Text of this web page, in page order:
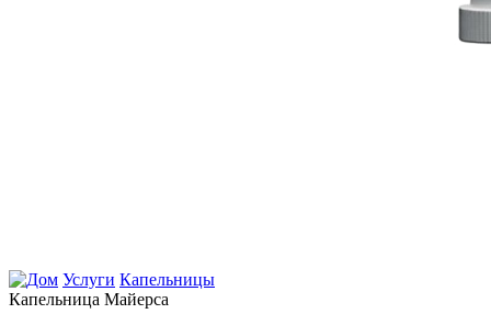
Услуги Капельницы
Капельница Майерса